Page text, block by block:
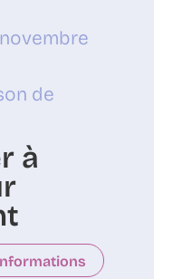
novembre
de
à